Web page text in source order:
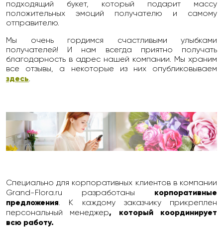
подходящий букет, который подарит массу
положительных эмоций получателю и самому
отправителю.
Мы очень гордимся счастливыми улыбками
получателей! И нам всегда приятно получать
благодарность в адрес нашей компании. Мы храним
все отзывы, а некоторые из них опубликовываем
здесь.
Специально для корпоративных клиентов в компании
Grand-Flora.ru разработаны корпоративные
предложения. К каждому заказчику прикреплен
персональный менеджер, который координирует
всю работу.